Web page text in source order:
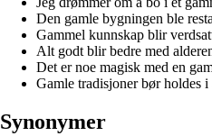
Den gamle bygningen ble
Gammel kunnskap blir
Alt godt blir bedre med
Det er noe magisk med en
Gamle tradisjoner bør holdes
Synonymer